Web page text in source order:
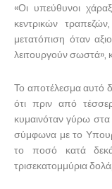
«Οι υπεύθυνοι
κεντρικών
μετατόπιση όταν
λειτουργούν σωστά»,
Το αποτέλεσμα αυτό
ότι πριν από
κυμαινόταν γύρω
σύμφωνα με το
το ποσό κατά
τρισεκατομμύρια